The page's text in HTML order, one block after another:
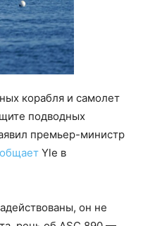
корабля и самолет
подводных
премьер-министр
Yle в
он не